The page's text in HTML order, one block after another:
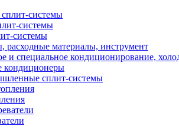
системы
системы
расходные материалы, инструмент
и специальное кондиционирование,
кондиционеры
сплит-системы